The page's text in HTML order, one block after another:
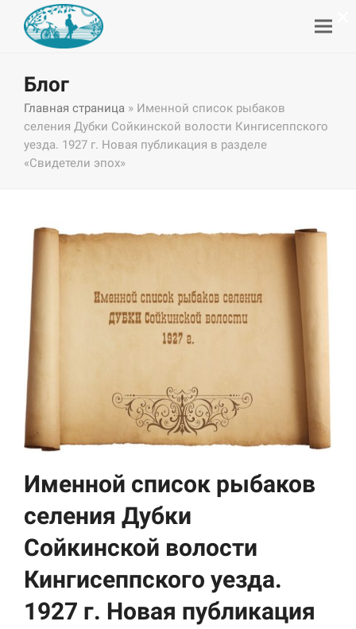
Блог
Главная страница » Именной список рыбаков
селения Дубки Сойкинской волости Кингисеппского
уезда. 1927 г. Новая публикация в разделе
«Свидетели эпох»
Именной список рыбаков
селения Дубки
Сойкинской волости
Кингисеппского уезда.
1927 г. Новая публикация
Использование
этих файлов cookie
обязательно. Они
необходимы для
функционирования
веб-сайта.